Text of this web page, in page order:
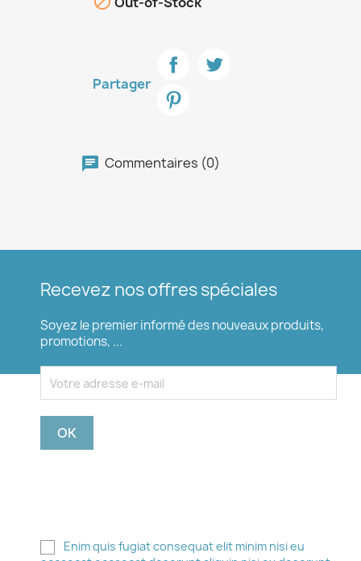
Partager
Commentaires (0)
Recevez nos offres spéciales
Soyez le premier informé des nouveaux produits,
promotions, ...
Enim quis fugiat consequat elit minim nisi eu